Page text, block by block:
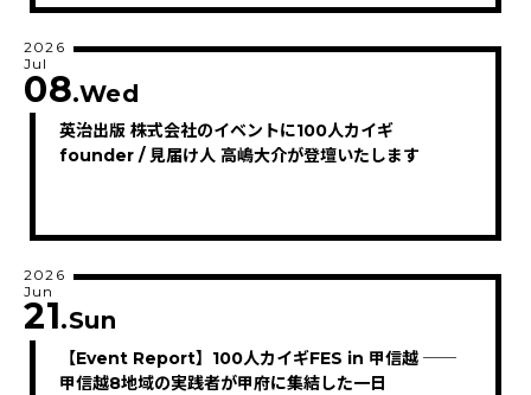
英治出版 株式会社のイベントに100人カイギ
founder / 見届け人 高嶋大介が登壇いたします
2026
Jul
08.Wed
【Event Report】100人カイギFES in 甲信越 ──
甲信越8地域の実践者が甲府に集結した一日
2026
Jun
21.Sun